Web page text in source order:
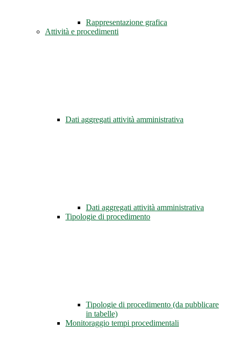
Rappresentazione grafica
Attività e procedimenti
Dati aggregati attività amministrativa
Dati aggregati attività amministrativa
Tipologie di procedimento
Tipologie di procedimento (da pubblicare
in tabelle)
Monitoraggio tempi procedimentali